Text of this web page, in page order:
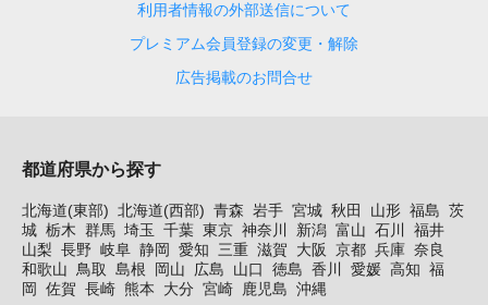
利用者情報の外部送信について
プレミアム会員登録の変更・解除
広告掲載のお問合せ
都道府県から探す
北海道(東部) 北海道(西部) 青森 岩手 宮城 秋田 山形 福島 茨
城 栃木 群馬 埼玉 千葉 東京 神奈川 新潟 富山 石川
福井
山梨 長野 岐阜 静岡 愛知 三重 滋賀 大阪 京都 兵庫 奈良
和歌山
鳥取 島根 岡山 広島 山口 徳島 香川 愛媛 高知 福
岡
佐賀 長崎 熊本 大分 宮崎 鹿児島 沖縄